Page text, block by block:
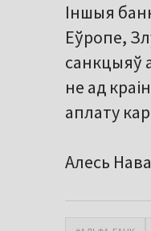
Іншыя
Еўропе,
санкцыяў
не ад
аплату
Алесь